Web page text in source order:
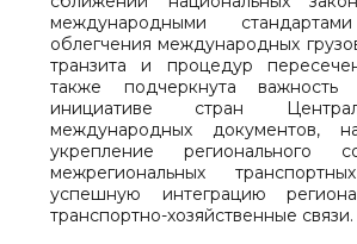
международными
облегчения международных
транзита и процедур
также подчеркнута
инициативе стран
международных документов,
укрепление регионального
межрегиональных
успешную интеграцию
транспортно-хозяйственные связи.